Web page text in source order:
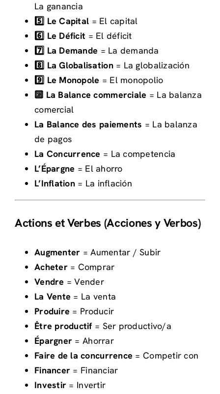
La ganancia
5️⃣ Le Capital = El capital
6️⃣ Le Déficit = El déficit
7️⃣ La Demande = La demanda
8️⃣ La Globalisation= La globalización
9️⃣ Le Monopole = El monopolio
🔟 La Balance commerciale = La balanza
comercial
La Balance des paiements = La balanza
de pagos
La Concurrence = La competencia
L’Épargne = El ahorro
L’Inflation= La inflación
Actions et Verbes (Acciones y Verbos)
Augmenter = Aumentar / Subir
Acheter= Comprar
Vendre = Vender
La Vente = La venta
Produire = Producir
Être productif= Ser productivo/a
Épargner = Ahorrar
Faire de la concurrence = Competir con
Financer = Financiar
Investir = Invertir